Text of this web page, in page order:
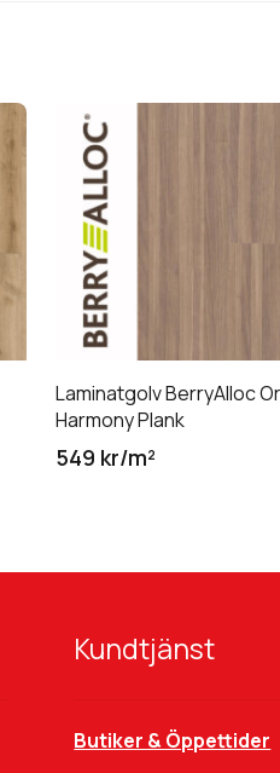
Laminatgolv BerryAlloc
Harmony Plank
549 kr/m²
Kundtjänst
Butiker & Öppettider